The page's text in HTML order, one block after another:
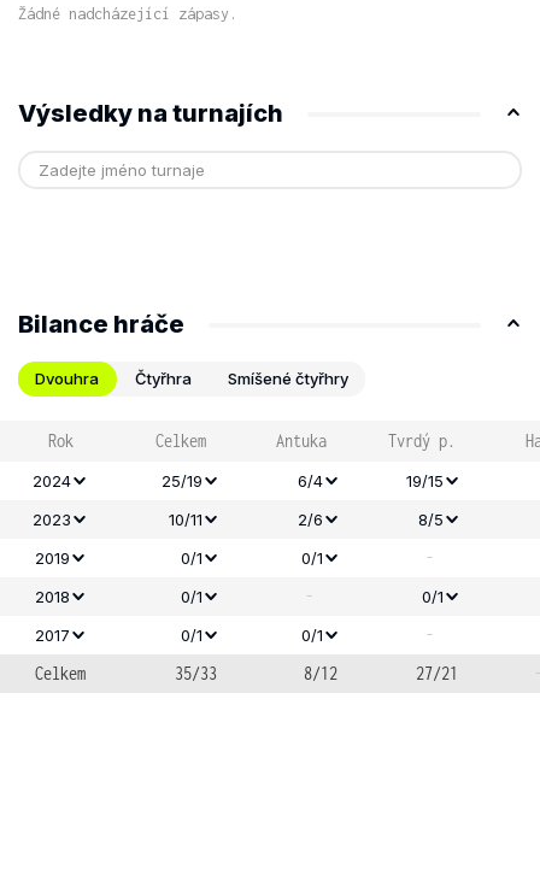
Žádné nadcházející zápasy.
Výsledky na turnajích
Bilance hráče
Dvouhra Čtyřhra Smíšené čtyřhry
Rok Celkem Antuka Tvrdý p.
2024 25/19 6/4
19/15
2023
10/11 2/6
8/5
2019
0/1 0/1 -
2018 0/1 -
0/1
2017
0/1 0/1
-
Celkem
35/33 8/12 27/21